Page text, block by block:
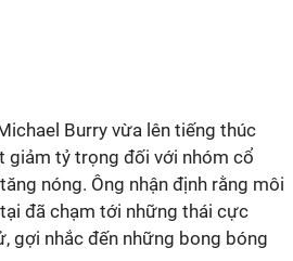
Burry vừa lên tiếng thúc
giảm tỷ trọng đối với nhóm cổ
nóng. Ông nhận định rằng môi
đã chạm tới những thái cực
gợi nhắc đến những bong bóng